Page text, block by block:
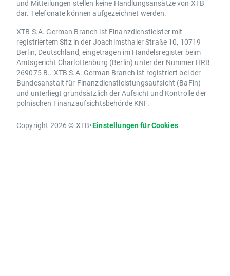
und Mitteilungen stellen keine Handlungsansätze von XTB
dar. Telefonate können aufgezeichnet werden.
XTB S.A. German Branch ist Finanzdienstleister mit
registriertem Sitz in der Joachimsthaler Straße 10, 10719
Berlin, Deutschland, eingetragen im Handelsregister beim
Amtsgericht Charlottenburg (Berlin) unter der Nummer HRB
269075 B.. XTB S.A. German Branch ist registriert bei der
Bundesanstalt für Finanzdienstleistungsaufsicht (BaFin)
und unterliegt grundsätzlich der Aufsicht und Kontrolle der
polnischen Finanzaufsichtsbehörde KNF.
Copyright 2026 © XTB•Einstellungen für Cookies